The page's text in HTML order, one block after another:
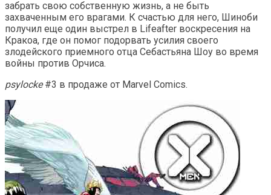
забрать свою собственную жизнь, а не быть
захваченным его врагами. К счастью для него, Шиноби
получил еще один выстрел в Lifeafter воскресения на
Кракоа, где он помог подорвать усилия своего
злодейского приемного отца Себастьяна Шоу во время
войны против Орчиса.
psylocke#3 в продаже от Marvel Comics.